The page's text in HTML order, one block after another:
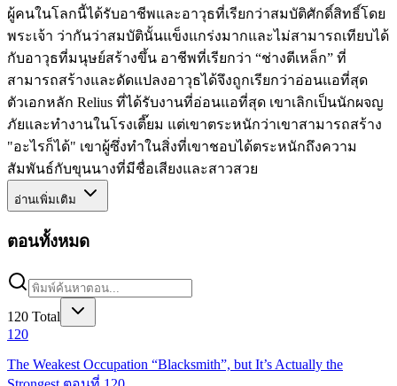
ผู้คนในโลกนี้ได้รับอาชีพและอาวุธที่เรียกว่าสมบัติศักดิ์สิทธิ์โดย
พระเจ้า ว่ากันว่าสมบัตินั้นแข็งแกร่งมากและไม่สามารถเทียบได้
กับอาวุธที่มนุษย์สร้างขึ้น อาชีพที่เรียกว่า “ช่างตีเหล็ก” ที่
สามารถสร้างและดัดแปลงอาวุธได้จึงถูกเรียกว่าอ่อนแอที่สุด
ตัวเอกหลัก Relius ที่ได้รับงานที่อ่อนแอที่สุด เขาเลิกเป็นนักผจญ
ภัยและทำงานในโรงเตี๊ยม แต่เขาตระหนักว่าเขาสามารถสร้าง
"อะไรก็ได้" เขาผู้ซึ่งทำในสิ่งที่เขาชอบได้ตระหนักถึงความ
สัมพันธ์กับขุนนางที่มีชื่อเสียงและสาวสวย
อ่านเพิ่มเติม
ตอนทั้งหมด
120 Total
120
The Weakest Occupation “Blacksmith”, but It’s Actually the